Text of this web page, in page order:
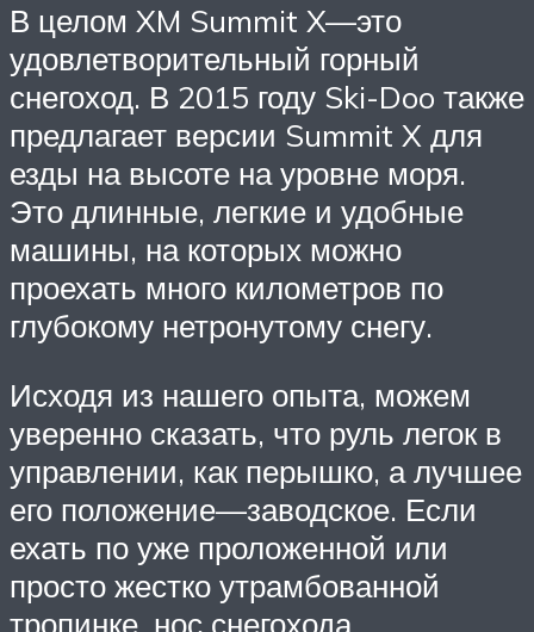
В целом XM Summit X—это
удовлетворительный горный
снегоход. В 2015 году Ski-Doo также
предлагает версии Summit X для
езды на высоте на уровне моря.
Это длинные, легкие и удобные
машины, на которых можно
проехать много километров по
глубокому нетронутому снегу.
Исходя из нашего опыта, можем
уверенно сказать, что руль легок в
управлении, как перышко, а лучшее
его положение—заводское. Если
ехать по уже проложенной или
просто жестко утрамбованной
тропинке, нос снегохода